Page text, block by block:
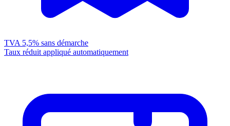
TVA 5,5% sans démarche
Taux réduit appliqué automatiquement